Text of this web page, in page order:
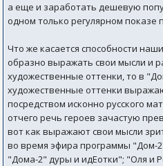
а еще и заработать дешевую
одном только регулярном показе
Что же касается способности
образно выражать свои мысли и
художественные оттенки, то в
художественные оттенки
посредством исконно русского
отчего речь героев зачастую
вот как выражают свои мысли
во время эфира программы "Дом-
"Дома-2" дуры и идЕотки"; "Оля и